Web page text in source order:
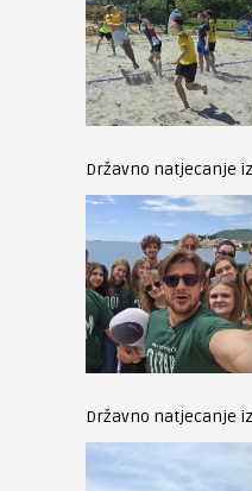
Državno natjecanje
Državno natjecanje